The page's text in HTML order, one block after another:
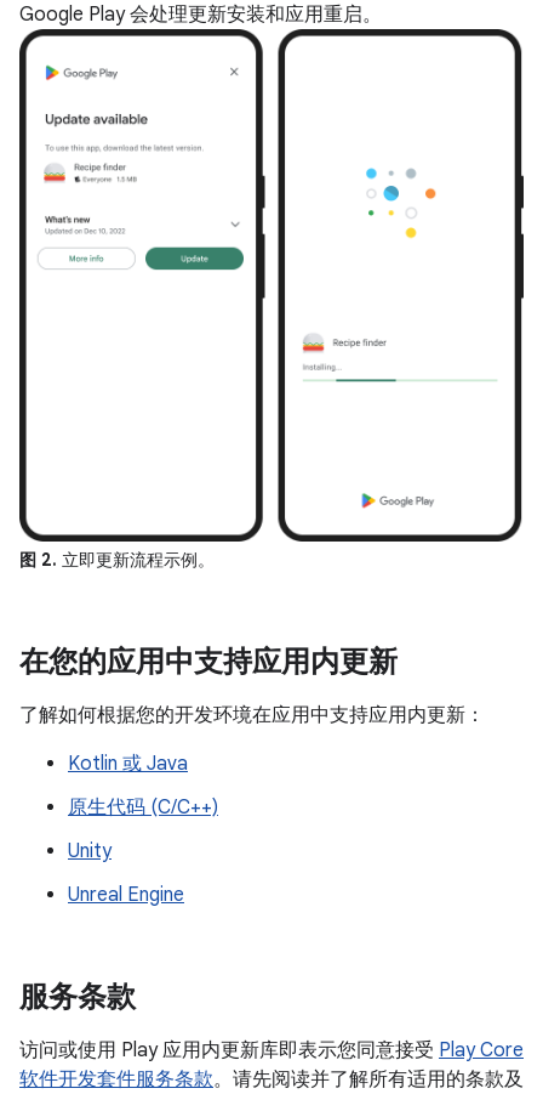
Google Play 会处理更新安装和应用重启。
图 2. 立即更新流程示例。
在您的应用中支持应用内更新
了解如何根据您的开发环境在应用中支持应用内更新：
Kotlin 或 Java
原生代码 (C/C++)
Unity
Unreal Engine
服务条款
访问或使用 Play 应用内更新库即表示您同意接受 Play Core
软件开发套件服务条款。请先阅读并了解所有适用的条款及